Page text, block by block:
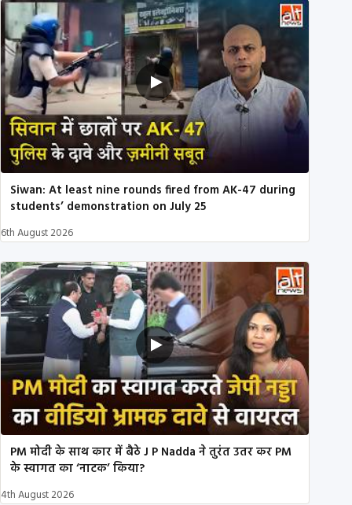
Siwan: At least nine rounds fired from AK-47 during
students’ demonstration on July 25
6th August 2026
PM मोदी के साथ कार में बैठे J P Nadda ने तुरंत उतर कर PM
के स्वागत का ‘नाटक’ किया?
4th August 2026